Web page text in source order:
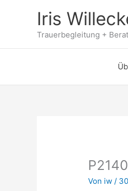
Iris
Trauerbegleitung +
Von iw/